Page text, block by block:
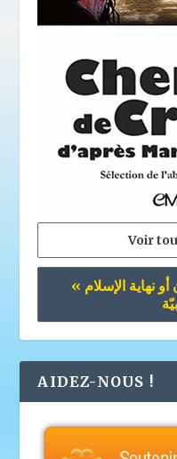
Voir
نهاية الإسلام »
AIDEZ-NOUS !